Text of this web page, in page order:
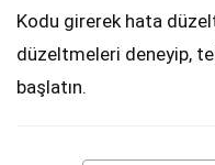
Kodu girerek hata
düzeltmeleri deneyip,
başlatın.